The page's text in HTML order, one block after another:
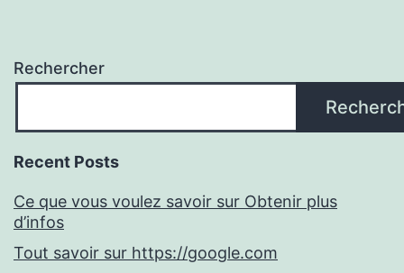
Rechercher
Recent Posts
Ce que vous voulez savoir sur Obtenir plus
d’infos
Tout savoir sur https://google.com